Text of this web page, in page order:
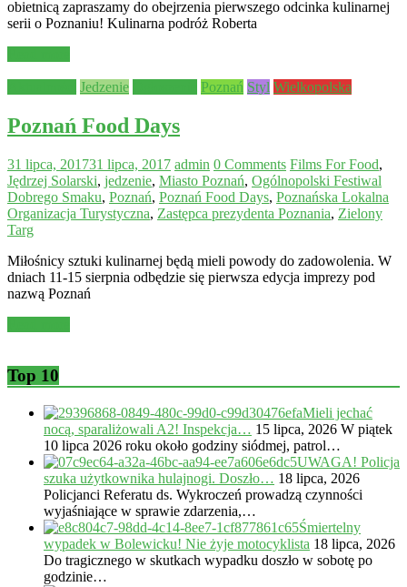
obietnicą zapraszamy do obejrzenia pierwszego odcinka kulinarnej
serii o Poznaniu! Kulinarna podróż Roberta
Jedzenie Poznań Styl Wielkopolska
Poznań Food Days
31 lipca, 201731 lipca, 2017 admin 0 Comments Films For Food,
Jędrzej Solarski, jedzenie, Miasto Poznań, Ogólnopolski Festiwal
Dobrego Smaku, Poznań, Poznań Food Days, Poznańska Lokalna
Organizacja Turystyczna, Zastępca prezydenta Poznania, Zielony
Targ
Miłośnicy sztuki kulinarnej będą mieli powody do zadowolenia. W
dniach 11-15 sierpnia odbędzie się pierwsza edycja imprezy pod
nazwą Poznań
Top 10
Mieli jechać
nocą, sparaliżowali A2! Inspekcja… 15 lipca, 2026 W piątek
10 lipca 2026 roku około godziny siódmej, patrol…
UWAGA! Policja
szuka użytkownika hulajnogi. Doszło… 18 lipca, 2026
Policjanci Referatu ds. Wykroczeń prowadzą czynności
wyjaśniające w sprawie zdarzenia,…
Śmiertelny
wypadek w Bolewicku! Nie żyje motocyklista 18 lipca, 2026
Do tragicznego w skutkach wypadku doszło w sobotę po
godzinie…